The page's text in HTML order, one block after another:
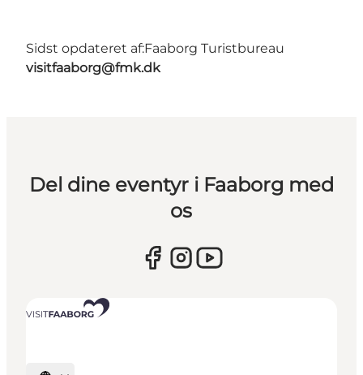
Sidst opdateret af:Faaborg Turistbureau
visitfaaborg@fmk.dk
Del dine eventyr i Faaborg med
os